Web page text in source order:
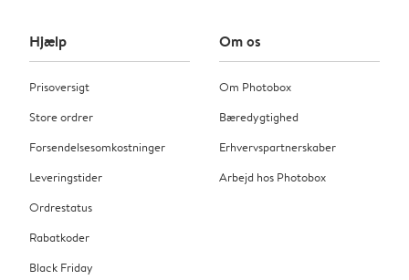
Hjælp
Prisoversigt
Store ordrer
Forsendelsesomkostninger
Leveringstider
Ordrestatus
Rabatkoder
Black Friday
Om os
Om Photobox
Bæredygtighed
Erhvervspartnerskaber
Arbejd hos Photobox